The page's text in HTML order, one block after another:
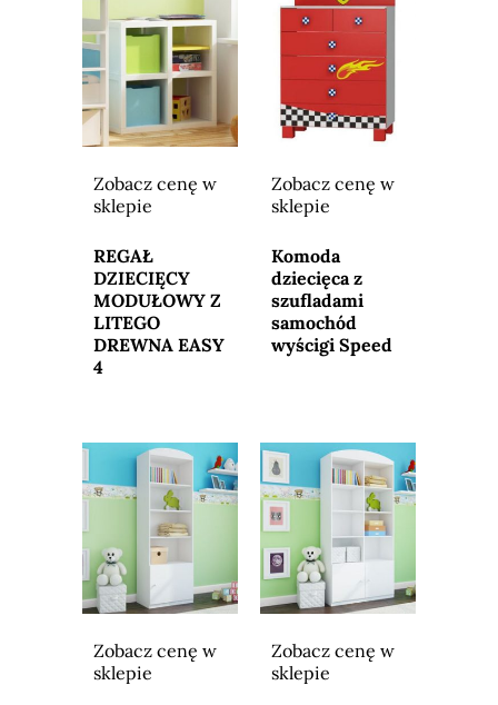
Zobacz cenę w
sklepie
sklepu
REGAŁ
DZIECIĘCY
MODUŁOWY Z
LITEGO
DREWNA EASY
4
Zobacz cenę w
sklepie
sklepu
Komoda
dziecięca z
szufladami
samochód
wyścigi Speed
Zobacz cenę w
sklepie
Zobacz cenę w
sklepie